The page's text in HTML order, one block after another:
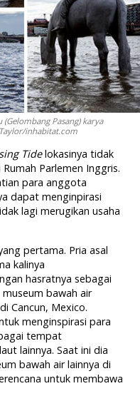
Pasang) karya
Taylor/inhabitat.com
Tidelokasinya tidak
Parlemen Inggris.
para anggota
dapat menginpirasi
lagi merugikan usaha
pertama. Pria asal
kalinya
hasratnya sebagai
bawah air
di Cancun, Mexico.
menginspirasi para
tempat
lainnya. Saat ini dia
bawah air lainnya di
untuk membawa